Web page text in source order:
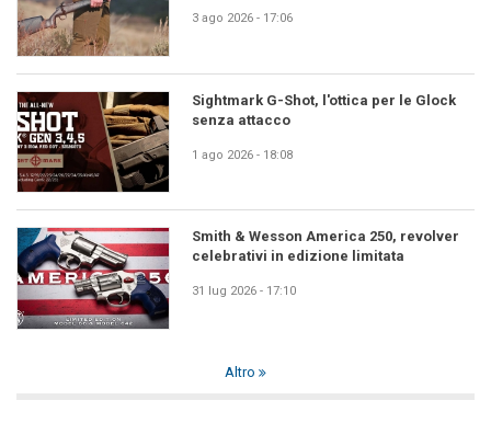
3 ago 2026 - 17:06
Sightmark G-Shot, l'ottica per le Glock
senza attacco
1 ago 2026 - 18:08
Smith & Wesson America 250, revolver
celebrativi in edizione limitata
31 lug 2026 - 17:10
Altro